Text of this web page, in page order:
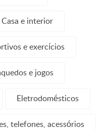
Casa e interior
e exercícios
e jogos
Eletrodomésticos
telefones, acessórios